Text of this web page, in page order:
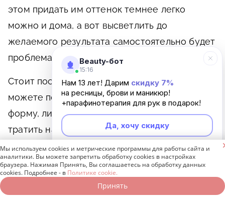
этом придать им оттенок темнее легко
можно и дома, а вот высветлить до
желаемого результата самостоятельно будет
проблематично.
Стоит посетить салон, если вы никак не
можете подобрать не только оттенок, но и
форму, либо вам не хочется каждый день
тратить на это свое время.
Татуаж бровей как
Beauty-бот
15:16
Нам 13 лет! Дарим скидку 7%
на ресницы, брови и маникюр!
+парафинотерапия для рук в подарок!
Да, хочу скидку
Неинтересно
Мы используем cookies и метрические программы для работы сайта и
аналитики. Вы можете запретить обработку cookies в настройках
браузера. Нажимая Принять, Вы соглашаетесь на обработку данных
cookies. Подробнее - в Политике cookie.
Принять